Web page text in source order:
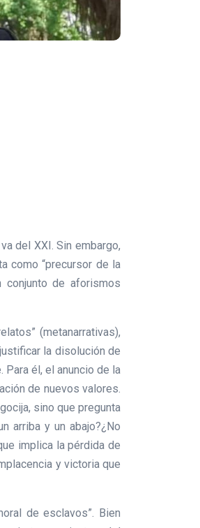
del XXI. Sin embargo,
como “precursor de la
de aforismos
(metanarrativas),
la disolución de
él, el anuncio de la
de nuevos valores.
sino que pregunta
arriba y un abajo?¿No
implica la pérdida de
y victoria que
de esclavos”. Bien